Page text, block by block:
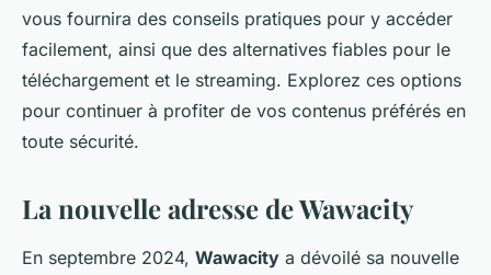
vous fournira des conseils pratiques pour y accéder
facilement, ainsi que des alternatives fiables pour le
téléchargement et le streaming. Explorez ces options
pour continuer à profiter de vos contenus préférés en
toute sécurité.
La nouvelle adresse de Wawacity
En septembre 2024, Wawacity a dévoilé sa nouvelle